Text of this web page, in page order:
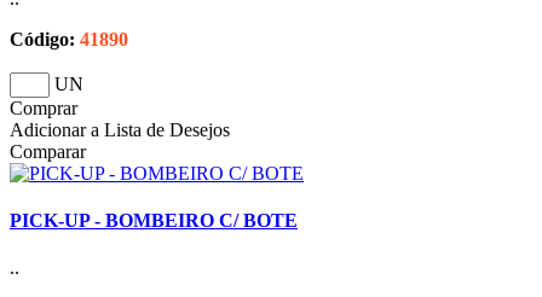
Código: 41890
UN
Comprar
Adicionar a Lista de Desejos
Comparar
PICK-UP - BOMBEIRO C/ BOTE
..